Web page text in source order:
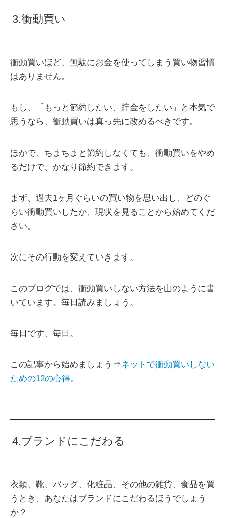
3.衝動買い
衝動買いほど、無駄にお金を使ってしまう買い物習慣
はありません。
もし、「もっと節約したい、貯金をしたい」と本気で
思うなら、衝動買いは真っ先に改めるべきです。
ほかで、ちまちまと節約しなくても、衝動買いをやめ
るだけで、かなり節約できます。
まず、過去1ヶ月ぐらいの買い物を思い出し、どのぐ
らい衝動買いしたか、現状を見ることから始めてくだ
さい。
次にその行動を変えていきます。
このブログでは、衝動買いしない方法を山のように書
いています。毎日読みましょう。
毎日です、毎日。
この記事から始めましょう⇒ネットで衝動買いしない
ための12の心得。
4.ブランドにこだわる
衣類、靴、バッグ、化粧品、その他の雑貨、食品を買
うとき、あなたはブランドにこだわるほうでしょう
か？